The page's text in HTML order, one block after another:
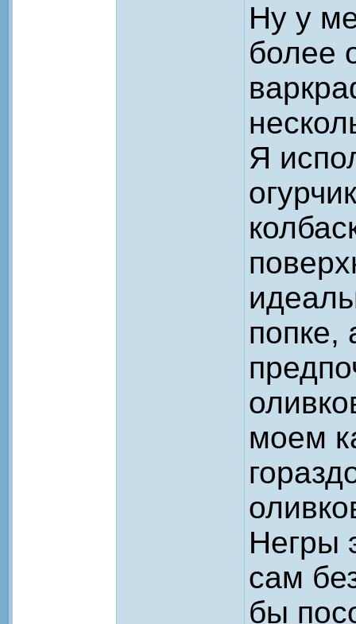
Ну у
более
Я
попке,
моем
Негры
сам
бы